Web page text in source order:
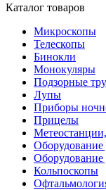
Каталог товаров
Микроскопы
Телескопы
Бинокли
Монокуляры
Подзорные
Лупы
Приборы
Прицелы
Оборудование
Оборудование
Кольпоскопы